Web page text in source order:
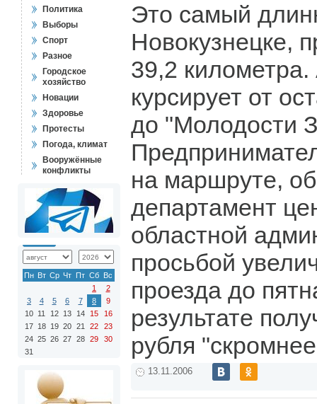
Политика
Выборы
Спорт
Разное
Городское
хозяйство
Новации
Здоровье
Протесты
Погода, климат
Вооружённые
конфликты
Пн Вт Ср Чт Пт Сб Вс
1
2
3
4 5 6 7 8
9
10 11 12 13 14 15
16
17 18 19 20 21 22
23
24 25 26 27 28 29
30
31
Это самый
Новокузнецке,
39,2 километра.
курсирует от
до "Молодости
на маршруте,
департамент
областной
просьбой
проезда до
результате
рубля
13.11.2006